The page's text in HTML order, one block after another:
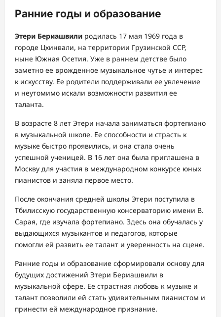
Ранние годы и образование
Этери Бериашвили родилась 17 мая 1969 года в
городе Цхинвали, на территории Грузинской ССР,
ныне Южная Осетия. Уже в раннем детстве было
заметно ее врожденное музыкальное чутье и интерес
к искусству. Ее родители поддерживали ее увлечение
и неутомимо искали возможности развития ее
таланта.
В возрасте 8 лет Этери начала заниматься фортепиано
в музыкальной школе. Ее способности и страсть к
музыке быстро проявились, и она стала очень
успешной ученицей. В 16 лет она была приглашена в
Москву для участия в международном конкурсе юных
пианистов и заняла первое место.
После окончания средней школы Этери поступила в
Тбилисскую государственную консерваторию имени В.
Сарая, где изучала фортепиано. Здесь она обучалась у
выдающихся музыкантов и педагогов, которые
помогли ей развить ее талант и уверенность на сцене.
Ранние годы и образование сформировали основу для
будущих достижений Этери Бериашвили в
музыкальной сфере. Ее страстная любовь к музыке и
талант позволили ей стать удивительным пианистом и
принести ей международное признание.